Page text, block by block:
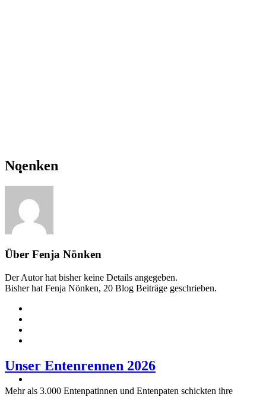
Noenken
Über Fenja Nönken
Der Autor hat bisher keine Details angegeben.
Bisher hat Fenja Nönken, 20 Blog Beiträge geschrieben.
Unser Entenrennen 2026
Mehr als 3.000 Entenpatinnen und Entenpaten schickten ihre